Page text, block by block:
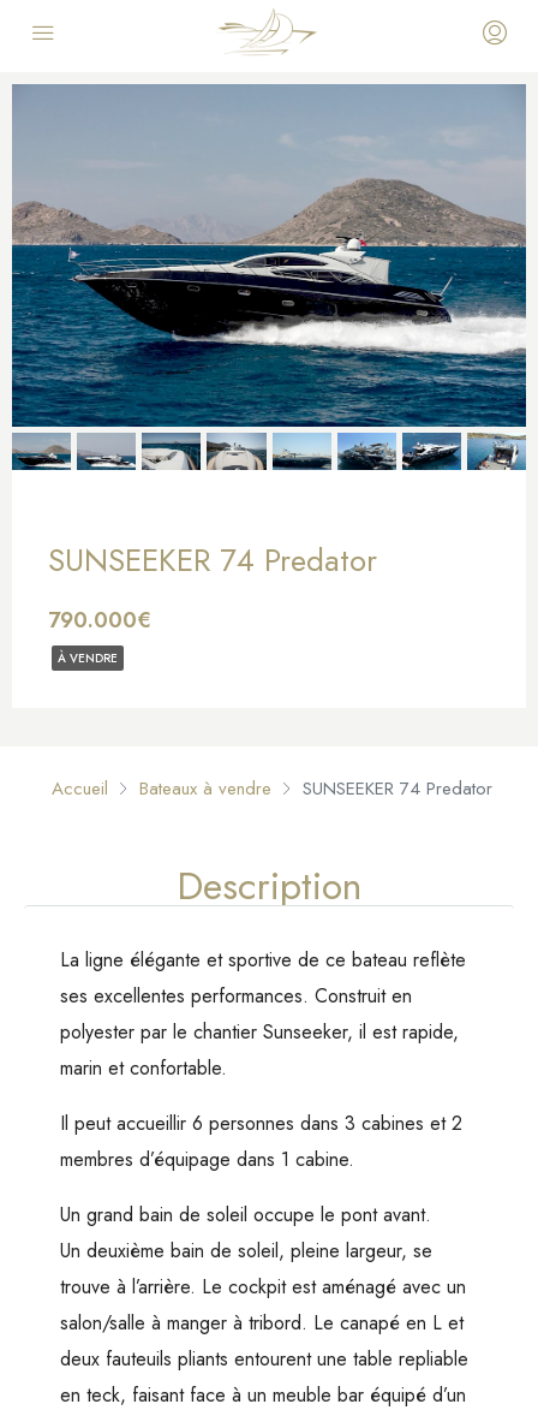
SUNSEEKER 74 Predator
790.000€
À VENDRE
Accueil Bateaux à vendre SUNSEEKER 74 Predator
Description
La ligne élégante et sportive de ce bateau reflète
ses excellentes performances. Construit en
polyester par le chantier Sunseeker, il est rapide,
marin et confortable.
Il peut accueillir 6 personnes dans 3 cabines et 2
membres d’équipage dans 1 cabine.
Un grand bain de soleil occupe le pont avant.
Un deuxième bain de soleil, pleine largeur, se
trouve à l’arrière. Le cockpit est aménagé avec un
salon/salle à manger à tribord. Le canapé en L et
deux fauteuils pliants entourent une table repliable
en teck, faisant face à un meuble bar équipé d’un